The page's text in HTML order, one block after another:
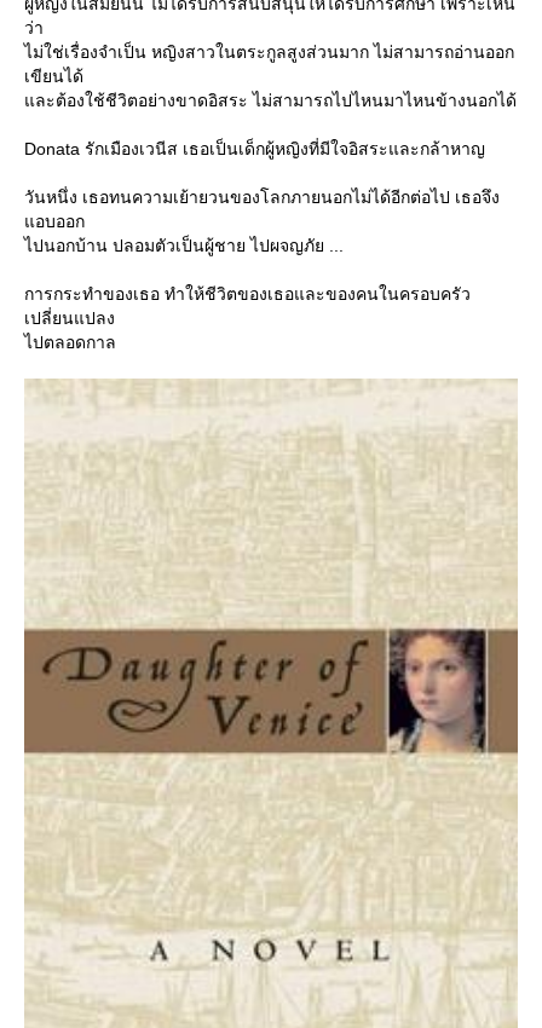
ว่า
ไม่ใช่เรื่องจำเป็น หญิงสาวในตระกูลสูงส่วนมาก ไม่สามารถอ่านออก
เขียนได้
ละต้องใช้ชีวิตอย่างขาดอิสระ ไม่สามารถไปไหนมาไหนข้างนอกได้
Donata รักเมืองเวนีส เธอเป็นเด็กผู้หญิงที่มีใจอิสระและกล้าหาญ
วันหนึ่ง เธอทนความเย้ายวนของโลกภายนอกไม่ได้อีกต่อไป เธอจึง
อบออก
ไปนอกบ้าน ปลอมตัวเป็นผู้ชาย ไปผจญภัย ...
การกระทำของเธอ ทำให้ชีวิตของเธอและของคนในครอบครัว
เปลี่ยนแปลง
ไปตลอดกาล